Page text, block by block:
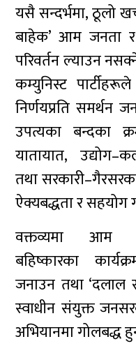
यसै सन्दर्भमा, ठूलो
बाहेक’ आम जनता र
परिवर्तन ल्याउन
कम्युनिस्ट
निर्णयप्रति
उपत्यका बन्दका
यातायात,
तथा
ऐक्यबद्धता र सहयोग
वक्तव्यमा आम
बहिष्कारका
जनाउन तथा ‘दलाल
स्वाधीन संयुक्त
अभियानमा गोलबद्ध